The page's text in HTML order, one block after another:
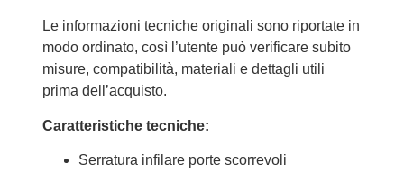
Le informazioni tecniche originali sono riportate in
modo ordinato, così l’utente può verificare subito
misure, compatibilità, materiali e dettagli utili
prima dell’acquisto.
Caratteristiche tecniche:
Serratura infilare porte scorrevoli